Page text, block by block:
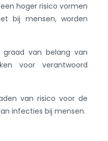
hoger risico vormen
bij mensen, worden
van belang van
voor verantwoord
van risico voor de
infecties bij mensen.